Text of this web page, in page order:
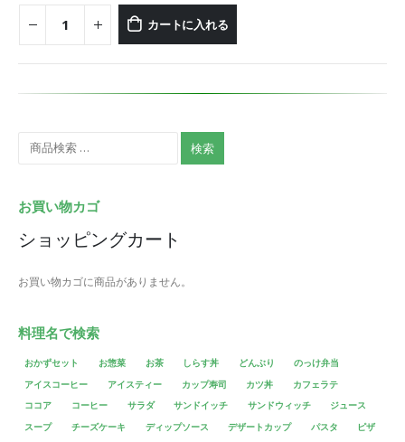
カートに入れる
検索
お買い物カゴ
ショッピングカート
お買い物カゴに商品がありません。
料理名で検索
おかずセット お惣菜 お茶 しらす丼 どんぶり
のっけ弁当
アイスコーヒー
アイスティー カップ寿司 カツ丼
カフェラテ
ココア
コーヒー サラダ サンドイッチ サンドウィッチ
ジュース
スープ
チーズケーキ ディップソース デザートカップ パスタ
ピザ